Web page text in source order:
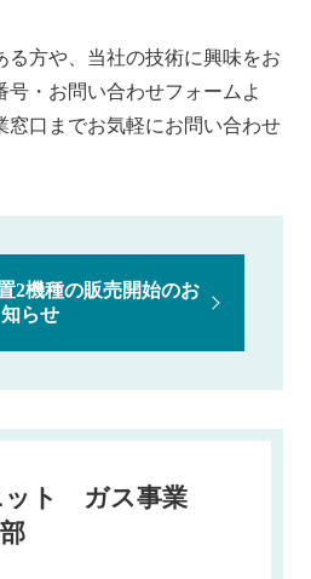
る方や、当社の技術に興味をお
・お問い合わせフォームよ
窓口までお気軽にお問い合わせ
2機種の販売開始のお
知らせ
ット ガス事業